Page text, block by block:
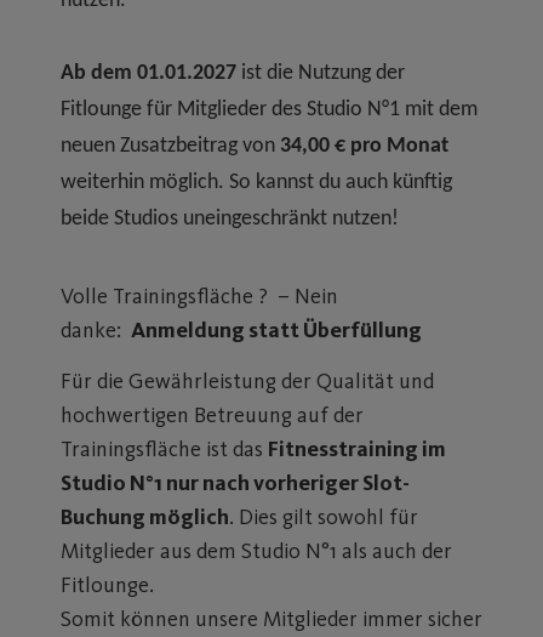
Ab dem 01.01.2027 ist die Nutzung der
Fitlounge für Mitglieder des Studio N°1 mit dem
neuen Zusatzbeitrag von 34,00 € pro Monat
weiterhin möglich. So kannst du auch künftig
beide Studios uneingeschränkt nutzen!
Volle Trainingsfläche ? – Nein
danke: Anmeldung statt Überfüllung
Für die Gewährleistung der Qualität und
hochwertigen Betreuung auf der
Trainingsfläche ist das Fitnesstraining im
Studio N°1 nur nach vorheriger Slot-
Buchung möglich. Dies gilt sowohl für
Mitglieder aus dem Studio N°1 als auch der
Fitlounge.
Somit können unsere Mitglieder immer sicher